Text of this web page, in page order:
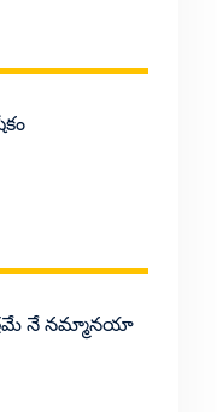
నే నమ్మానయా